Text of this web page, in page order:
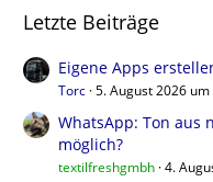
Letzte Beiträge
Eigene Apps
Torc 5. August 2026 um
WhatsApp: Ton aus
möglich?
textilfreshgmbh 4.